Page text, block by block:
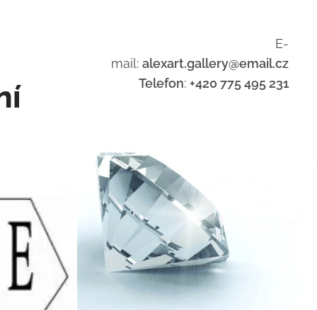
E-
mail: alexart.gallery@email.cz
Telefon: +420 775 495 231